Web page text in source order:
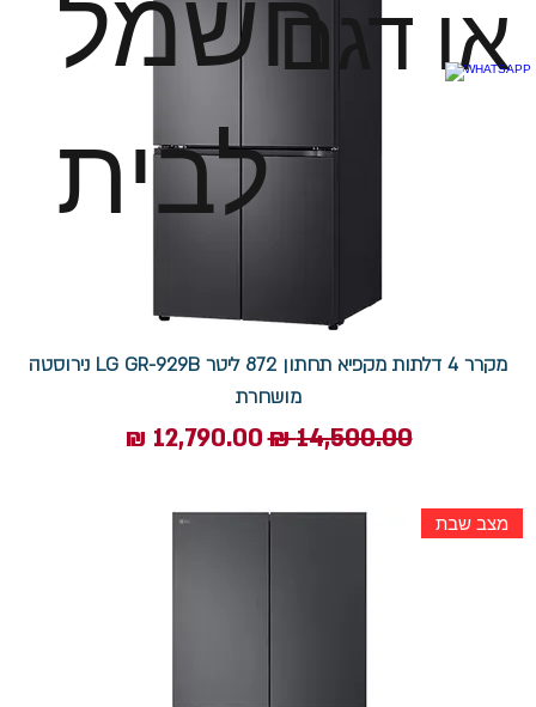
או דגם
לבית
מקרר 4 דלתות מקפיא תחתון 872 ליטר LG GR-929B נירוסטה
מושחרת
מחיר רגיל‏14,500.00 ‏₪ מחיר מבצע
מצב שבת